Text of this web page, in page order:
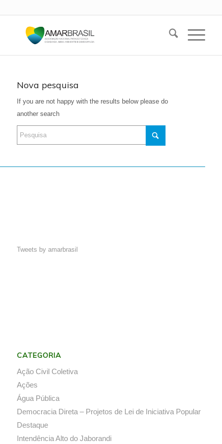
Nova pesquisa
If you are not happy with the results below please do
another search
Tweets by amarbrasil
CATEGORIA
Ação Civil Coletiva
Ações
Água Pública
Democracia Direta – Projetos de Lei de Iniciativa Popular
Destaque
Intendência Alto do Jaborandi